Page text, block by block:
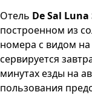
Отель De Sal Luna
построенном из
номера с видом
сервируется
минутах езды на
пользования